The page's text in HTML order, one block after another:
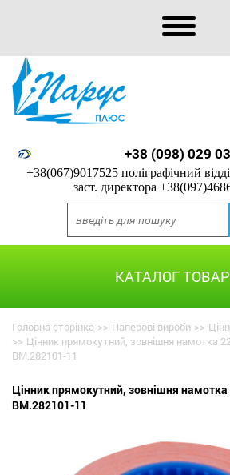
+38 (098) 029
+38(067)9017525 поліграфічний
заст. директора
КАТАЛОГ
Головна сторінка >> Паперові вироби >>
>> Цінник прямокутний, зовнішня намотка
BM.282101-11
Цінник прямокутний, зовнішня
BM.282101-11